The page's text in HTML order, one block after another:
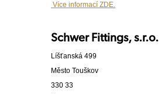
Více informací ZDE.
Schwer Fittings, s.r.o.
Líšťanská 499
Město Touškov
330 33